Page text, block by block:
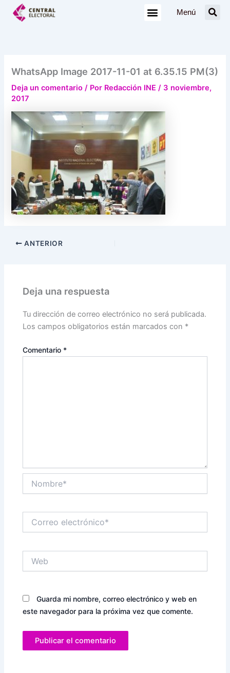
Menú
WhatsApp Image 2017-11-01 at 6.35.15 PM(3)
Deja un comentario / Por Redacción INE/ 3 noviembre,
2017
ANTERIOR
Deja una respuesta
Tu dirección de correo electrónico no será publicada.
Los campos obligatorios están marcados con *
Comentario *
electrónico*
Guarda mi nombre, correo electrónico y web en
este navegador para la próxima vez que comente.